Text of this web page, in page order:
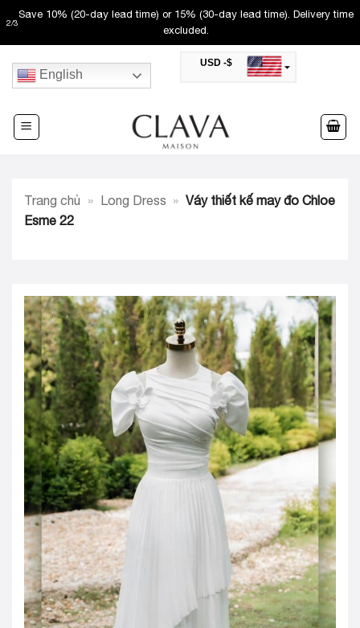
Skip
to
content
2/3
Save 10% (20-day lead time) or 15% (30-day lead time). Delivery time
excluded.
English
USD -$
AED -AED
United Arab Emirates Dirham
Australian Dollar
THB -฿
Thai Baht
QAR -QR
Qatari Rial
JOD -JD
Jordanian Dinar
KWD -KD
Kuwaiti Dinar
OMR -OMR
Omani Rial
EUR -€
Euro
GBP -£
British Pound Sterling
VND -₫
CNY -CN¥
Chinese Yuan
JPY -¥
Japanese Yen
Trang chủ » Long Dress » Váy thiết kế may đo Chloe
Esme 22